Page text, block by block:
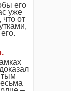
его
уже
от